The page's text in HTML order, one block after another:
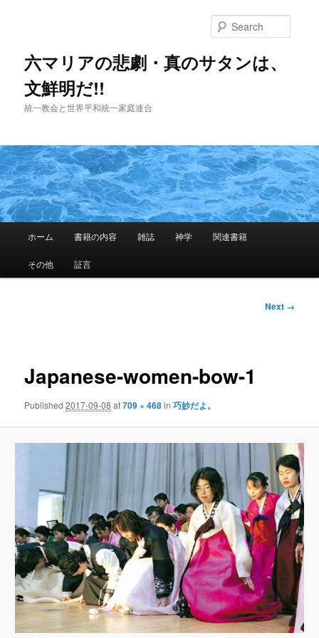
content六マリアの悲劇・真のサタンは、
文鮮明だ!!
統一教会と世界平和統一家庭連合
ホーム 書籍の内容 雑誌 神学 関連書籍
その他 証言
Next →
Japanese-women-bow-1
Published2017-09-08 at709 × 468in巧妙だよ。